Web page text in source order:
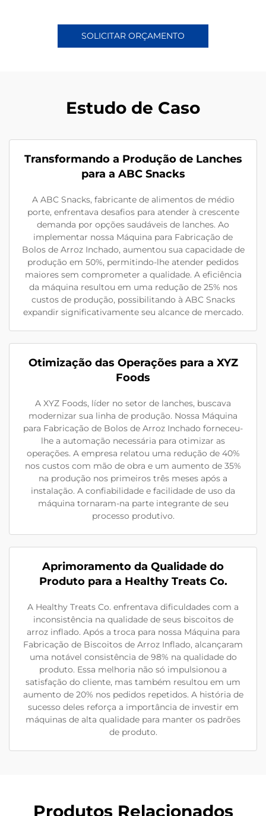
SOLICITAR ORÇAMENTO
Estudo de Caso
Transformando a Produção de Lanches
para a ABC Snacks
A ABC Snacks, fabricante de alimentos de médio
porte, enfrentava desafios para atender à crescente
demanda por opções saudáveis de lanches. Ao
implementar nossa Máquina para Fabricação de
Bolos de Arroz Inchado, aumentou sua capacidade de
produção em 50%, permitindo-lhe atender pedidos
maiores sem comprometer a qualidade. A eficiência
da máquina resultou em uma redução de 25% nos
custos de produção, possibilitando à ABC Snacks
expandir significativamente seu alcance de mercado.
Otimização das Operações para a XYZ
Foods
A XYZ Foods, líder no setor de lanches, buscava
modernizar sua linha de produção. Nossa Máquina
para Fabricação de Bolos de Arroz Inchado forneceu-
lhe a automação necessária para otimizar as
operações. A empresa relatou uma redução de 40%
nos custos com mão de obra e um aumento de 35%
na produção nos primeiros três meses após a
instalação. A confiabilidade e facilidade de uso da
máquina tornaram-na parte integrante de seu
processo produtivo.
Aprimoramento da Qualidade do
Produto para a Healthy Treats Co.
A Healthy Treats Co. enfrentava dificuldades com a
inconsistência na qualidade de seus biscoitos de
arroz inflado. Após a troca para nossa Máquina para
Fabricação de Biscoitos de Arroz Inflado, alcançaram
uma notável consistência de 98% na qualidade do
produto. Essa melhoria não só impulsionou a
satisfação do cliente, mas também resultou em um
aumento de 20% nos pedidos repetidos. A história de
sucesso deles reforça a importância de investir em
máquinas de alta qualidade para manter os padrões
de produto.
Produtos Relacionados